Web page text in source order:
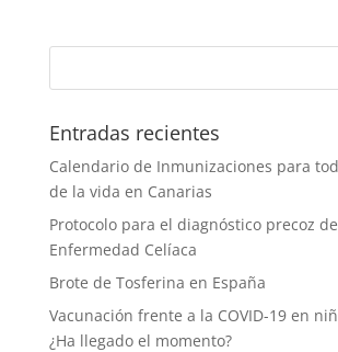
Entradas recientes
Calendario de Inmunizaciones para
de la vida en Canarias
Protocolo para el diagnóstico precoz
Enfermedad Celíaca
Brote de Tosferina en España
Vacunación frente a la COVID-19 en
¿Ha llegado el momento?